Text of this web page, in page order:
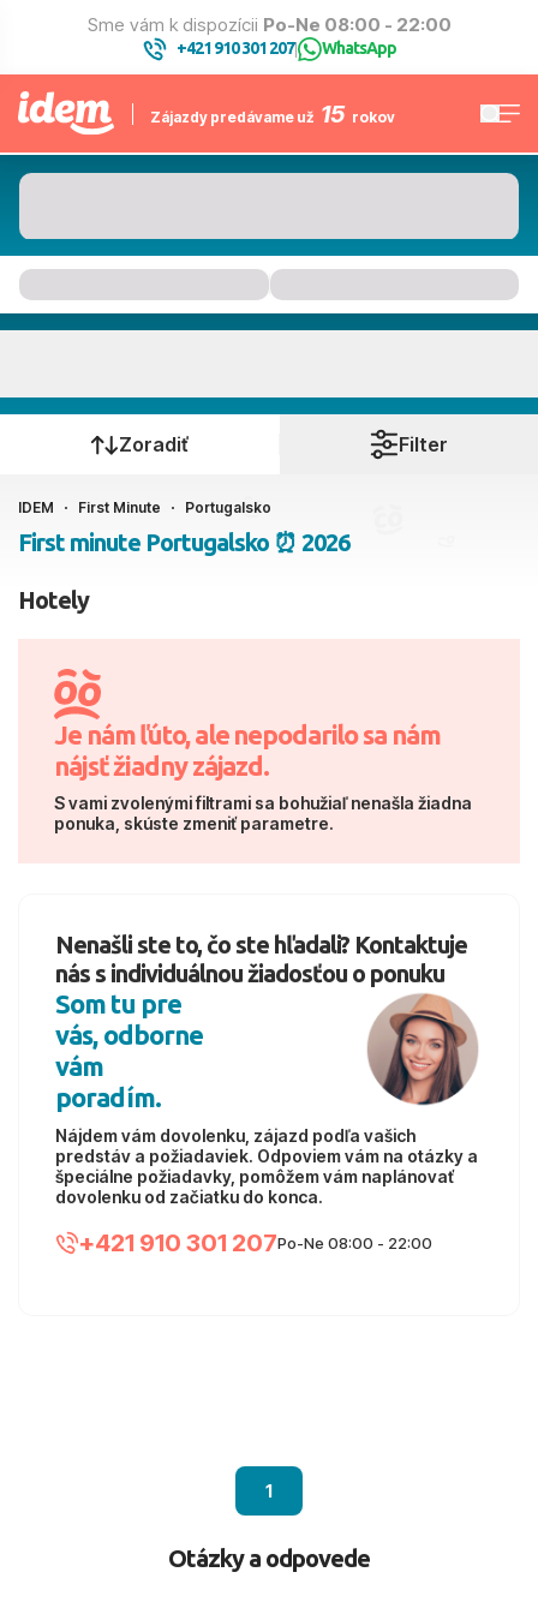
Sme vám k dispozícii Po-Ne 08:00 - 22:00
+421 910 301 207| WhatsApp
Zájazdy predávame už 15 rokov
Kedy cestujete?
Ako cestujete?
2 dospelí, 0 deti
Zoradiť Filter
IDEM First Minute Portugalsko
First minute Portugalsko ⏰ 2026
Hotely
Je nám ľúto, ale nepodarilo sa nám
nájsť žiadny zájazd.
S vami zvolenými filtrami sa bohužiaľ nenašla žiadna
ponuka, skúste zmeniť parametre.
Nenašli ste to, čo ste hľadali? Kontaktuje
nás s individuálnou žiadosťou o ponuku
Som tu pre
vás, odborne
vám
poradím.
Nájdem vám dovolenku, zájazd podľa vašich
predstáv a požiadaviek. Odpoviem vám na otázky a
špeciálne požiadavky, pomôžem vám naplánovať
dovolenku od začiatku do konca.
+421 910 301 207Po-Ne 08:00 - 22:00
1
Otázky a odpovede